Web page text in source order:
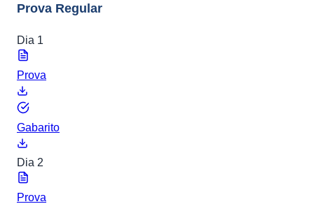
Prova Regular
Dia 1
Prova
Gabarito
Dia 2
Prova